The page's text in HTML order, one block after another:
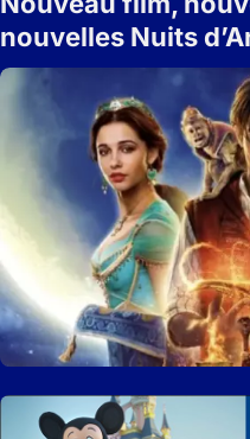
nouvelles Nuits